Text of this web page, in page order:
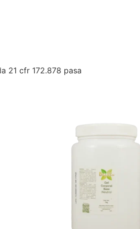
21 cfr 172.878 pasa